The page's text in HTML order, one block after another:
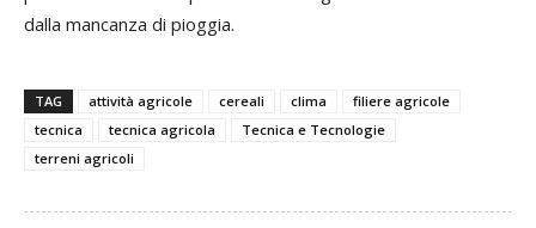
dalla mancanza di pioggia.
TAG attività agricole cereali clima
filiere agricole
tecnica
tecnica agricola
Tecnica e Tecnologie
terreni agricoli